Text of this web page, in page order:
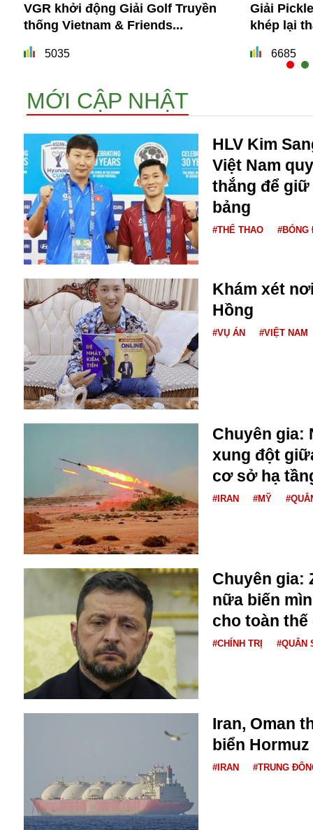
Bói toán
Bóng đá
Bí ẩn
Bitcoin
Bamboo Airways
Báo Nga có gì?
Biển Đông
Barrack Obama
Bắc Kinh
Buôn bán ở Nga
Bộ Quốc phòng
Bác Hồ
Bộ Y tế
Bão tuyết
Bệnh viện
Bản quyền
Bảo tàng
Blockchain
Bộ Ngoại giao
Bình Dương
Biển Đen
Biến chủng
Bakhmut
Bulagria
Công nghệ
Chuyện hay
Chuyện lạ
Cuộc sống quanh ta
Casino
Chiến tranh thương mại
Chi hội phụ nữ TTTM Mátxcơva
Cấm bay
Cao tốc
Canada
VGR khởi động Giải Golf Truyền
thống Vietnam & Friends...
5035
Giải
khép lại
6685
MỚI CẬP NHẬT
HLV Kim
Việt Nam
thắng để
bảng
#THỂ THAO #BÓNG
Khám xét
Hồng
#VỤ ÁN #VIỆT NAM
Chuyên gia:
xung đột
cơ sở hạ
#IRAN #MỸ
Chuyên gia:
nữa biến
cho toàn thế
#CHÍNH TRỊ #QUÂN
Iran, Oman
biển
#IRAN #TRUNG